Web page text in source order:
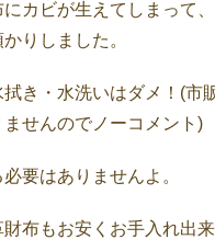
カビが生えてしまって
りしました。
き・水洗いはダメ！(市
ませんのでノーコメント)
要はありませんよ。
布もお安くお手入れ出来